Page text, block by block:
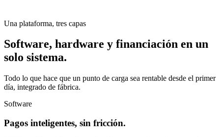
Una plataforma, tres capas
Software, hardware y financiación en un
solo sistema.
Todo lo que hace que un punto de carga sea rentable desde el primer
día, integrado de fábrica.
Software
Pagos inteligentes, sin fricción.